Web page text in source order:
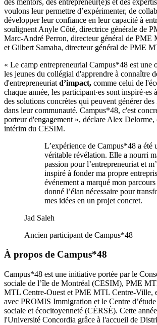
voulons leur permettre d’expérimenter, de
développer leur confiance en leur capacité à
soulignent Anyle Côté, directrice générale de
Marc-André Perron, directeur général de PME
et Gilbert Samaha, directeur général de PME
« Le camp entrepreneurial Campus*48 est une
les jeunes du collégial d'apprendre à connaître
d'entrepreneuriat d’impact, comme celui de
chaque année, les participant·es sont inspiré·es
des solutions concrètes qui peuvent générer
dans leur communauté. Campus*48, c'est
porteur d'engagement », déclare Alex Delorme,
intérim du CESIM.
L’expérience de Campus*48 a été
véritable révélation. Elle a nourri
passion pour l’entrepreneuriat et
inspiré à fonder ma propre
événement a marqué mon parcours
donné l’élan nécessaire pour
mes idées en un projet concret.
Jad Saleh
Ancien participant de Campus*48
À propos de Campus*48
Campus*48 est une initiative portée par le
sociale de l’île de Montréal (CESIM), PME
MTL Centre-Ouest et PME MTL Centre-Ville,
avec PROMIS Immigration et le Centre
sociale et écocitoyenneté (CÉRSÉ). Cette
l'Université Concordia grâce à l'accueil de